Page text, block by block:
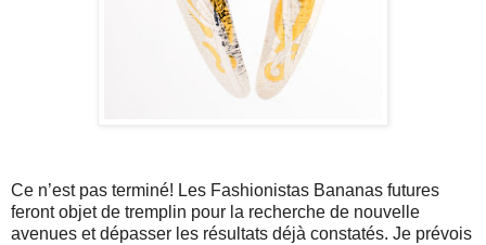
Ce n’est pas terminé! Les Fashionistas Bananas futures
feront objet de tremplin pour la recherche de nouvelle
avenues et dépasser les résultats déjà constatés. Je prévois